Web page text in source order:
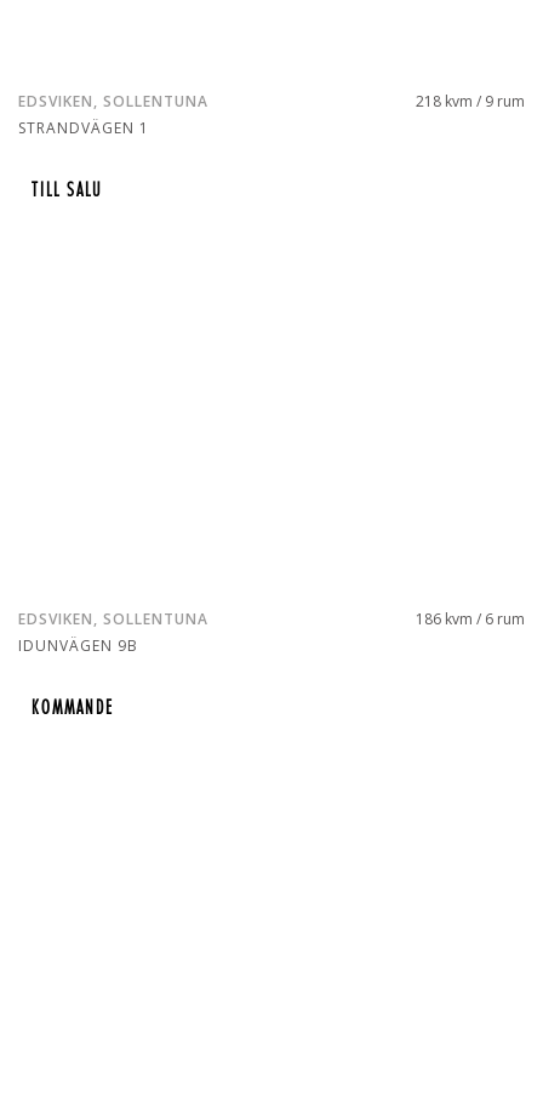
EDSVIKEN, SOLLENTUNA
STRANDVÄGEN 1
218 kvm / 9 rum
TILL SALU
EDSVIKEN, SOLLENTUNA
IDUNVÄGEN 9B
186 kvm / 6 rum
KOMMANDE
KOMMANDE